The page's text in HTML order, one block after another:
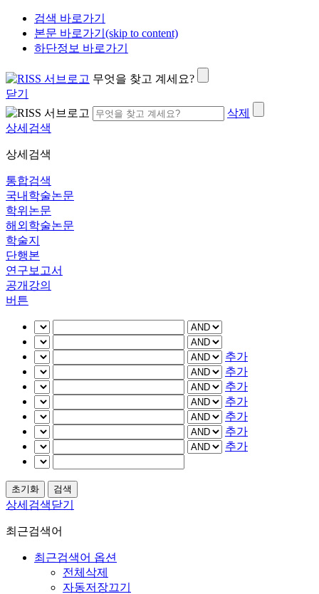
검색 바로가기
본문 바로가기(skip to content)
하단정보 바로가기
무엇을 찾고 계세요?
닫기
삭제
상세검색
상세검색
통합검색
국내학술논문
학위논문
해외학술논문
학술지
단행본
연구보고서
공개강의
버튼
추가
추가
추가
추가
추가
추가
추가
상세검색닫기
최근검색어
최근검색어 옵션
전체삭제
자동저장끄기